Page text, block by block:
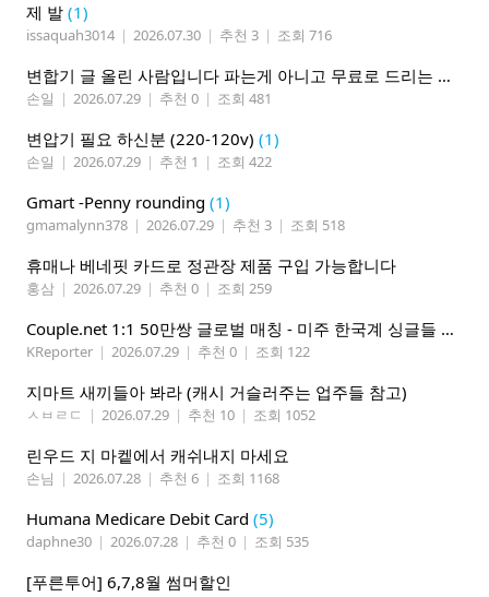
제 발 (1)
issaquah3014 | 2026.07.30 | 추천 3 | 조회 716
변합기 글 올린 사람입니다 파는게 아니고 무료로 드리는 겁니다 필요하신분 연락처 남겨주시면 됩니다
손일 | 2026.07.29 | 추천 0 | 조회 481
변압기 필요 하신분 (220-120v) (1)
손일 | 2026.07.29 | 추천 1 | 조회 422
Gmart -Penny rounding (1)
gmamalynn378 | 2026.07.29 | 추천 3 | 조회 518
휴매나 베네핏 카드로 정관장 제품 구입 가능합니다
홍삼 | 2026.07.29 | 추천 0 | 조회 259
Couple.net 1:1 50만쌍 글로벌 매칭 - 미주 한국계 싱글들 모이세요
KReporter | 2026.07.29 | 추천 0 | 조회 122
지마트 새끼들아 봐라 (캐시 거슬러주는 업주들 참고)
ㅅㅂㄹㄷ | 2026.07.29 | 추천 10 | 조회 1052
린우드 지 마켙에서 캐쉬내지 마세요
손님 | 2026.07.28 | 추천 6 | 조회 1168
Humana Medicare Debit Card (5)
daphne30 | 2026.07.28 | 추천 0 | 조회 535
[푸른투어] 6,7,8월 썸머할인